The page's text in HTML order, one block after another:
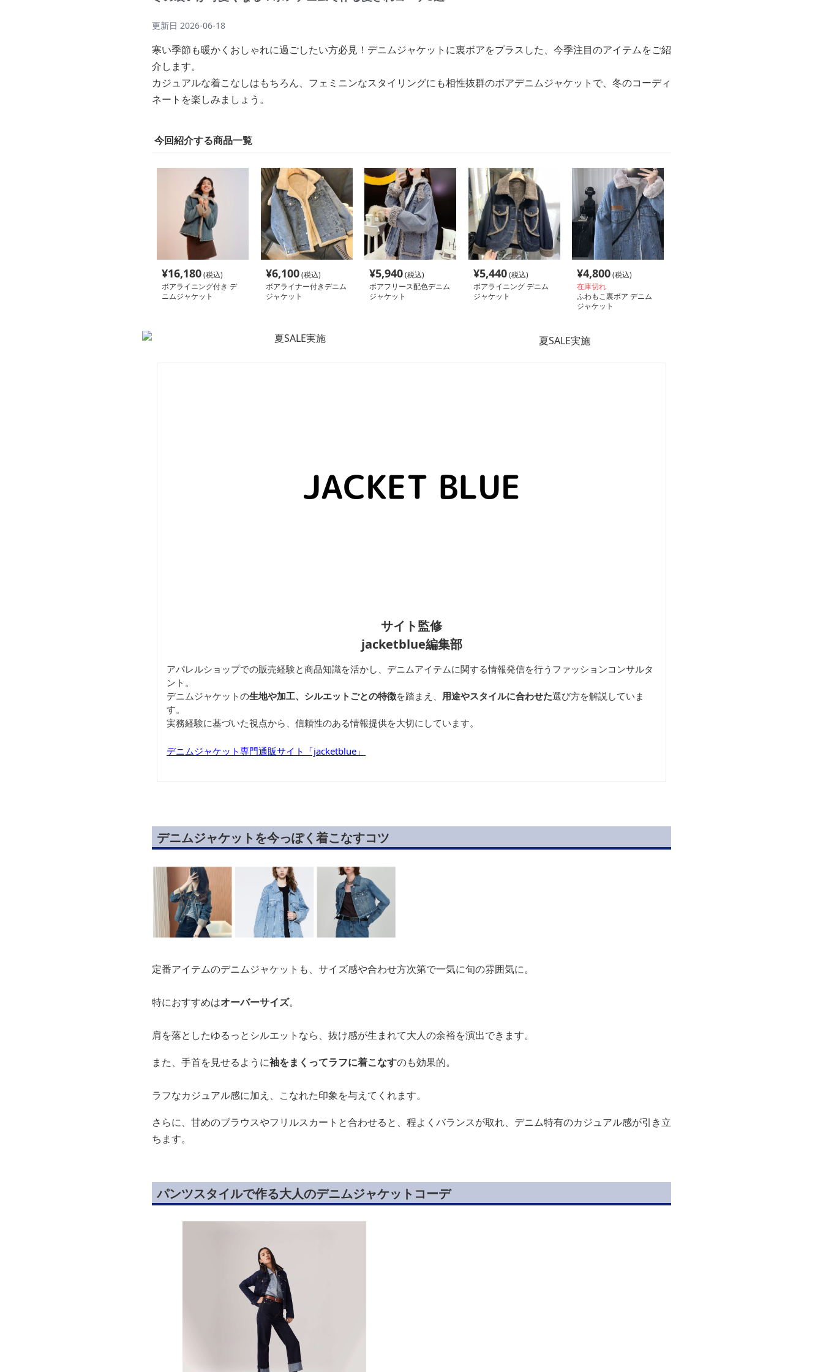
更新日 2026-06-18
寒い季節も暖かくおしゃれに過ごしたい方必見！デニムジャケットに裏ボアをプラスした、今季注目のアイテムをご紹
介します。
カジュアルな着こなしはもちろん、フェミニンなスタイリングにも相性抜群のボアデニムジャケットで、冬のコーディ
ネートを楽しみましょう。
今回紹介する商品一覧
¥16,180(税込)
ボアライニング付き デ
ニムジャケット
¥6,100(税込)
ボアライナー付きデニム
ジャケット
¥5,940(税込)
ボアフリース配色デニム
ジャケット
¥5,440(税込)
ボアライニング デニム
ジャケット
¥4,800(税込)
在庫切れ
ふわもこ裏ボア デニム
ジャケット
夏SALE実施
サイト監修
jacketblue編集部
アパレルショップでの販売経験と商品知識を活かし、デニムアイテムに関する情報発信を行うファッションコンサルタ
ント。
デニムジャケットの生地や加工、シルエットごとの特徴を踏まえ、 用途やスタイルに合わせた選び方を解説していま
す。
実務経験に基づいた視点から、信頼性のある情報提供を大切にしています。
デニムジャケット専門通販サイト「jacketblue」
デニムジャケットを今っぽく着こなすコツ
定番アイテムのデニムジャケットも、サイズ感や合わせ方次第で一気に旬の雰囲気に。
特におすすめはオーバーサイズ。
肩を落としたゆるっとシルエットなら、抜け感が生まれて大人の余裕を演出できます。
また、手首を見せるように袖をまくってラフに着こなすのも効果的。
ラフなカジュアル感に加え、こなれた印象を与えてくれます。
さらに、甘めのブラウスやフリルスカートと合わせると、程よくバランスが取れ、デニム特有のカジュアル感が引き立
ちます。
パンツスタイルで作る大人のデニムジャケットコーデ